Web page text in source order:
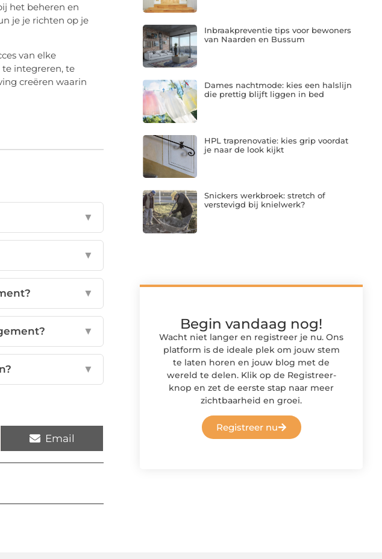
het beheren en
je je richten op je
van elke
integreren, te
creëren waarin
▼
▼
▼
▼
▼
Email
Inbraakpreventie tips voor bewoners
van Naarden en Bussum
Dames nachtmode: kies een halslijn
die prettig blijft liggen in bed
HPL traprenovatie: kies grip voordat
je naar de look kijkt
Snickers werkbroek: stretch of
verstevigd bij knielwerk?
Begin vandaag nog!
Wacht niet langer en registreer je nu. Ons
platform is de ideale plek om jouw stem
te laten horen en jouw blog met de
wereld te delen. Klik op de Registreer-
knop en zet de eerste stap naar meer
zichtbaarheid en groei.
Registreer nu